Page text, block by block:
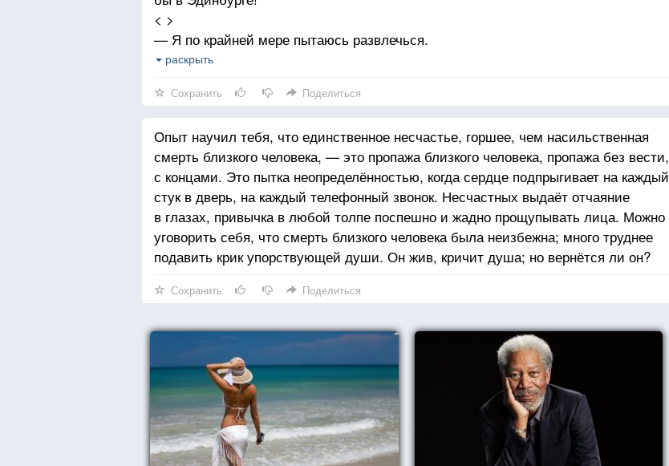
< >
— Я по крайней мере пытаюсь развлечься.
— Вот, значит, как это называется.
одиночества. Он хочет сказать: «Я умираю, пожалуйста, спаси меня»,
а получается:
— Что хочу, то и делаю, тем более в отпуске. А если ты против, иди на хрен.
раскрыть
Сохранить Поделиться
Опыт научил тебя, что единственное несчастье, горшее, чем насильственная
смерть близкого человека, — это пропажа близкого человека, пропажа без вести,
с концами. Это пытка неопределённостью, когда сердце подпрыгивает на каждый
стук в дверь, на каждый телефонный звонок. Несчастных выдаёт отчаяние
в глазах, привычка в любой толпе поспешно и жадно прощупывать лица. Можно
уговорить себя, что смерть близкого человека была неизбежна; много труднее
подавить крик упорствующей души. Он жив, кричит душа; но вернётся ли он?
Сохранить Поделиться